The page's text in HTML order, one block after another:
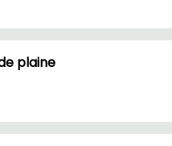
plaine